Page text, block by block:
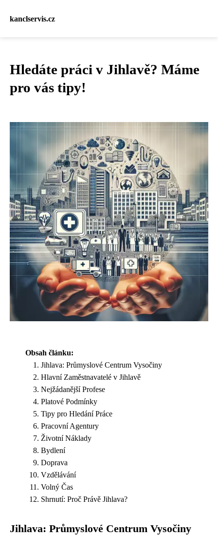
kanclservis.cz
Hledáte práci v Jihlavě? Máme
pro vás tipy!
Obsah článku:
Jihlava: Průmyslové Centrum Vysočiny
Hlavní Zaměstnavatelé v Jihlavě
Nejžádanější Profese
Platové Podmínky
Tipy pro Hledání Práce
Pracovní Agentury
Životní Náklady
Bydlení
Doprava
Vzdělávání
Volný Čas
Shrnutí: Proč Právě Jihlava?
Jihlava: Průmyslové Centrum Vysočiny